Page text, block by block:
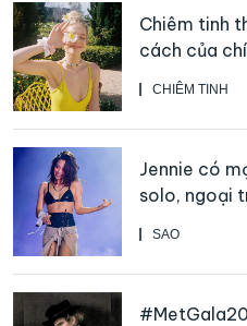
CHIÊM TINH
Chiêm tinh
cách của
SAO
Jennie có
solo, ngoại